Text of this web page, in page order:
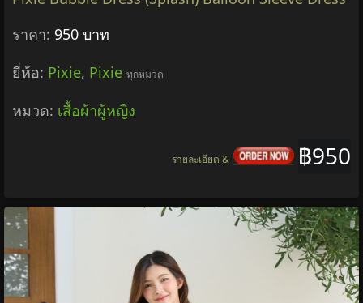
ราคา: 950 บาท
ยี่ห้อ: Pixie, Pixie ทุกหมวด
หมวด: เสื้อผ้าผู้หญิง
฿950
รายละเอียด &